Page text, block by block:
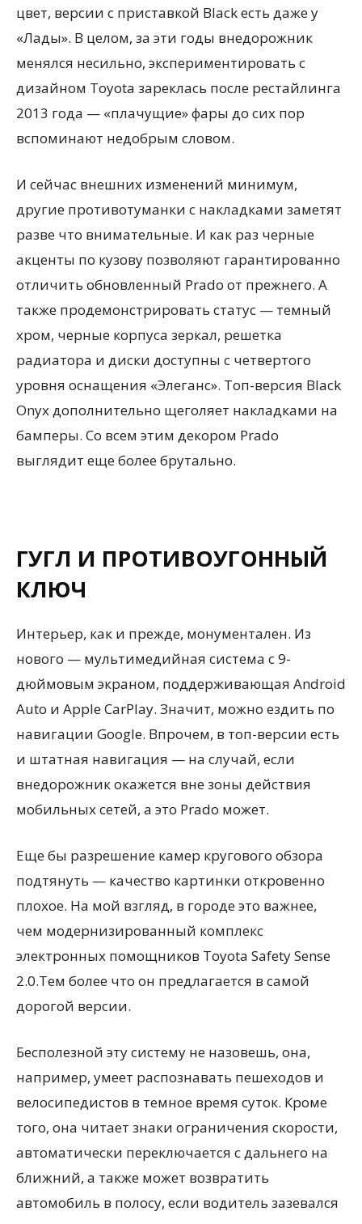
цвет, версии с приставкой Black есть даже у
«Лады». В целом, за эти годы внедорожник
менялся несильно, экспериментировать с
дизайном Toyota зареклась после рестайлинга
2013 года — «плачущие» фары до сих пор
вспоминают недобрым словом.
И сейчас внешних изменений минимум,
другие противотуманки с накладками заметят
разве что внимательные. И как раз черные
акценты по кузову позволяют гарантированно
отличить обновленный Prado от прежнего. А
также продемонстрировать статус — темный
хром, черные корпуса зеркал, решетка
радиатора и диски доступны с четвертого
уровня оснащения «Элеганс». Топ-версия Black
Onyx дополнительно щеголяет накладками на
бамперы. Со всем этим декором Prado
выглядит еще более брутально.
ГУГЛ И ПРОТИВОУГОННЫЙ
КЛЮЧ
Интерьер, как и прежде, монументален. Из
нового — мультимедийная система c 9-
дюймовым экраном, поддерживающая Android
Auto и Apple CarPlay. Значит, можно ездить по
навигации Google. Впрочем, в топ-версии есть
и штатная навигация — на случай, если
внедорожник окажется вне зоны действия
мобильных сетей, а это Prado может.
Еще бы разрешение камер кругового обзора
подтянуть — качество картинки откровенно
плохое. На мой взгляд, в городе это важнее,
чем модернизированный комплекс
электронных помощников Toyota Safety Sense
2.0.Тем более что он предлагается в самой
дорогой версии.
Бесполезной эту систему не назовешь, она,
например, умеет распознавать пешеходов и
велосипедистов в темное время суток. Кроме
того, она читает знаки ограничения скорости,
автоматически переключается с дальнего на
ближний, а также может возвратить
автомобиль в полосу, если водитель зазевался